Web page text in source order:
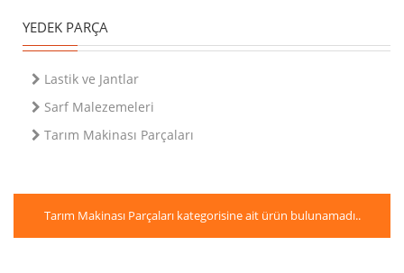
YEDEK PARÇA
Lastik ve Jantlar
Sarf Malezemeleri
Tarım Makinası Parçaları
Tarım Makinası Parçalarıkategorisine ait ürün bulunamadı..